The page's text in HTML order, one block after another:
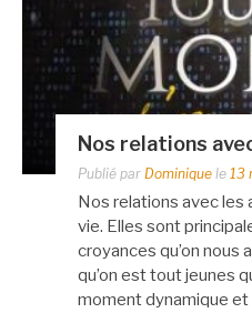
Nos relations
Publié par Dominique le 13
Nos relations avec
vie. Elles sont
croyances qu’on nous
qu’on est tout jeunes
moment dynamique